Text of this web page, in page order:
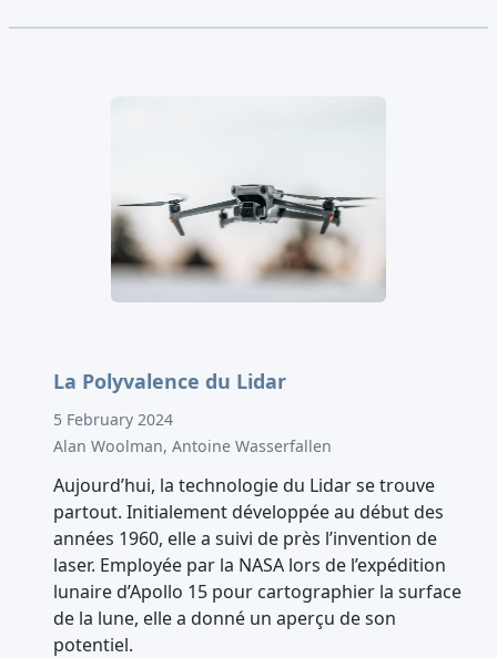
La Polyvalence du Lidar
5 February 2024
Alan Woolman, Antoine Wasserfallen
Aujourd’hui, la technologie du Lidar se trouve
partout. Initialement développée au début des
années 1960, elle a suivi de près l’invention de
laser. Employée par la NASA lors de l’expédition
lunaire d’Apollo 15 pour cartographier la surface
de la lune, elle a donné un aperçu de son
potentiel.